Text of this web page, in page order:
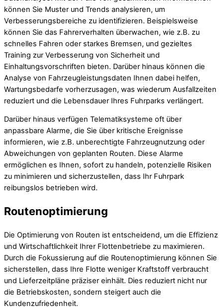
können Sie Muster und Trends analysieren, um
Verbesserungsbereiche zu identifizieren. Beispielsweise
können Sie das Fahrerverhalten überwachen, wie z.B. zu
schnelles Fahren oder starkes Bremsen, und gezieltes
Training zur Verbesserung von Sicherheit und
Einhaltungsvorschriften bieten. Darüber hinaus können die
Analyse von Fahrzeugleistungsdaten Ihnen dabei helfen,
Wartungsbedarfe vorherzusagen, was wiederum Ausfallzeiten
reduziert und die Lebensdauer Ihres Fuhrparks verlängert.
Darüber hinaus verfügen Telematiksysteme oft über
anpassbare Alarme, die Sie über kritische Ereignisse
informieren, wie z.B. unberechtigte Fahrzeugnutzung oder
Abweichungen von geplanten Routen. Diese Alarme
ermöglichen es Ihnen, sofort zu handeln, potenzielle Risiken
zu minimieren und sicherzustellen, dass Ihr Fuhrpark
reibungslos betrieben wird.
Routenoptimierung
Die Optimierung von Routen ist entscheidend, um die Effizienz
und Wirtschaftlichkeit Ihrer Flottenbetriebe zu maximieren.
Durch die Fokussierung auf die Routenoptimierung können Sie
sicherstellen, dass Ihre Flotte weniger Kraftstoff verbraucht
und Lieferzeitpläne präziser einhält. Dies reduziert nicht nur
die Betriebskosten, sondern steigert auch die
Kundenzufriedenheit.